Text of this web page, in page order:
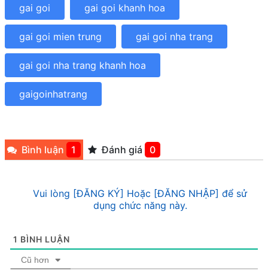
gai goi gai goi khanh hoa
gai goi mien trung gai goi nha trang
gai goi nha trang khanh hoa
gaigoinhatrang
Bình luận 1 Đánh giá 0
Vui lòng [ĐĂNG KÝ] Hoặc [ĐĂNG NHẬP] để sử
dụng chức năng này.
1 BÌNH LUẬN
Cũ hơn